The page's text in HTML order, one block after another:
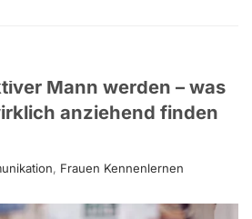
Mann werden – was
anziehend finden
, Frauen Kennenlernen